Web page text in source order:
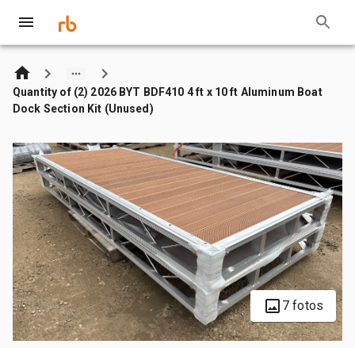
Quantity of (2) 2026 BYT BDF410 4 ft x 10 ft Aluminum Boat
Dock Section Kit (Unused)
7 fotos